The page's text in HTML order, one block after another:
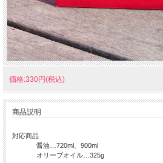
価格:330円(税込)
商品説明
対応商品
醤油…720ml、900ml
オリーブオイル…325g